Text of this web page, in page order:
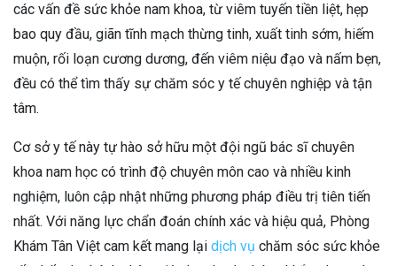
các vấn đề sức khỏe nam khoa, từ viêm tuyến tiền liệt, hẹp
bao quy đầu, giãn tĩnh mạch thừng tinh, xuất tinh sớm, hiếm
muộn, rối loạn cương dương, đến viêm niệu đạo và nấm bẹn,
đều có thể tìm thấy sự chăm sóc y tế chuyên nghiệp và tận
tâm.
Cơ sở y tế này tự hào sở hữu một đội ngũ bác sĩ chuyên
khoa nam học có trình độ chuyên môn cao và nhiều kinh
nghiệm, luôn cập nhật những phương pháp điều trị tiên tiến
nhất. Với năng lực chẩn đoán chính xác và hiệu quả, Phòng
Khám Tân Việt cam kết mang lại dịch vụ chăm sóc sức khỏe